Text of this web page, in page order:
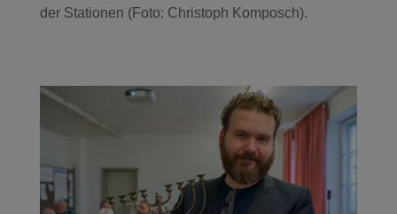
der Stationen (Foto: Christoph Komposch).